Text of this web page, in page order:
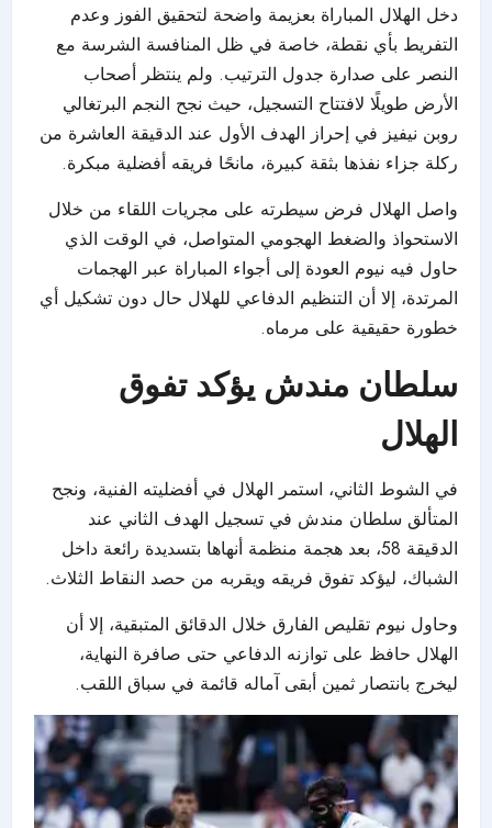
دخل الهلال المباراة بعزيمة واضحة لتحقيق الفوز وعدم
التفريط بأي نقطة، خاصة في ظل المنافسة الشرسة مع
النصر على صدارة جدول الترتيب. ولم ينتظر أصحاب
الأرض طويلًا لافتتاح التسجيل، حيث نجح النجم البرتغالي
روبن نيفيز في إحراز الهدف الأول عند الدقيقة العاشرة من
ركلة جزاء نفذها بثقة كبيرة، مانحًا فريقه أفضلية مبكرة.
واصل الهلال فرض سيطرته على مجريات اللقاء من خلال
الاستحواذ والضغط الهجومي المتواصل، في الوقت الذي
حاول فيه نيوم العودة إلى أجواء المباراة عبر الهجمات
المرتدة، إلا أن التنظيم الدفاعي للهلال حال دون تشكيل أي
خطورة حقيقية على مرماه.
سلطان مندش يؤكد تفوق
الهلال
في الشوط الثاني، استمر الهلال في أفضليته الفنية، ونجح
المتألق سلطان مندش في تسجيل الهدف الثاني عند
الدقيقة 58، بعد هجمة منظمة أنهاها بتسديدة رائعة داخل
الشباك، ليؤكد تفوق فريقه ويقربه من حصد النقاط الثلاث.
وحاول نيوم تقليص الفارق خلال الدقائق المتبقية، إلا أن
الهلال حافظ على توازنه الدفاعي حتى صافرة النهاية،
ليخرج بانتصار ثمين أبقى آماله قائمة في سباق اللقب.